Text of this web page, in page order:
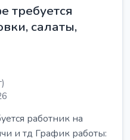
требуется
салаты,
работник на
и тд График работы: